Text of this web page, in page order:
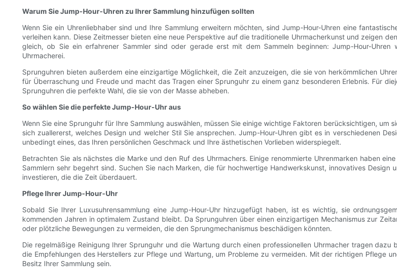
Warum Sie Jump-Hour-Uhren zu Ihrer Sammlung hinzufügen sollten
Wenn Sie ein Uhrenliebhaber sind und Ihre Sammlung erweitern möchten, sind Jump-Hour-Uhren eine
verleihen kann. Diese Zeitmesser bieten eine neue Perspektive auf die traditionelle Uhrmacherkunst und zeigen
gleich, ob Sie ein erfahrener Sammler sind oder gerade erst mit dem Sammeln beginnen: Jump-Hour-
Uhrmacherei.
Sprunguhren bieten außerdem eine einzigartige Möglichkeit, die Zeit anzuzeigen, die sie von herkömmlichen
für Überraschung und Freude und macht das Tragen einer Sprunguhr zu einem ganz besonderen Erlebnis. Für
Sprunguhren die perfekte Wahl, die sie von der Masse abheben.
So wählen Sie die perfekte Jump-Hour-Uhr aus
Wenn Sie eine Sprunguhr für Ihre Sammlung auswählen, müssen Sie einige wichtige Faktoren berücksichtigen,
sich zuallererst, welches Design und welcher Stil Sie ansprechen. Jump-Hour-Uhren gibt es in verschiedenen
unbedingt eines, das Ihren persönlichen Geschmack und Ihre ästhetischen Vorlieben widerspiegelt.
Betrachten Sie als nächstes die Marke und den Ruf des Uhrmachers. Einige renommierte Uhrenmarken haben
Sammlern sehr begehrt sind. Suchen Sie nach Marken, die für hochwertige Handwerkskunst, innovatives
investieren, die die Zeit überdauert.
Pflege Ihrer Jump-Hour-Uhr
Sobald Sie Ihrer Luxusuhrensammlung eine Jump-Hour-Uhr hinzugefügt haben, ist es wichtig, sie
kommenden Jahren in optimalem Zustand bleibt. Da Sprunguhren über einen einzigartigen Mechanismus zur
oder plötzliche Bewegungen zu vermeiden, die den Sprungmechanismus beschädigen könnten.
Die regelmäßige Reinigung Ihrer Sprunguhr und die Wartung durch einen professionellen Uhrmacher tragen
die Empfehlungen des Herstellers zur Pflege und Wartung, um Probleme zu vermeiden. Mit der richtigen Pflege
Besitz Ihrer Sammlung sein.